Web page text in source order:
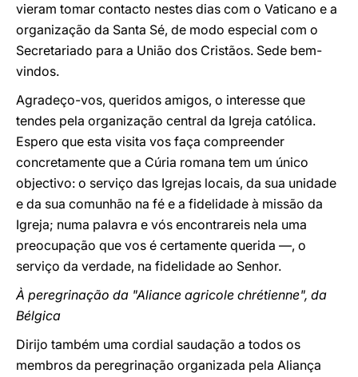
vieram tomar contacto nestes dias com o Vaticano e a
organização da Santa Sé, de modo especial com o
Secretariado para a União dos Cristãos. Sede bem-
vindos.
Agradeço-vos, queridos amigos, o interesse que
tendes pela organização central da Igreja católica.
Espero que esta visita vos faça compreender
concretamente que a Cúria romana tem um único
objectivo: o serviço das Igrejas locais, da sua unidade
e da sua comunhão na fé e a fidelidade à missão da
Igreja; numa palavra e vós encontrareis nela uma
preocupação que vos é certamente querida —, o
serviço da verdade, na fidelidade ao Senhor.
À peregrinação da "Aliance agricole chrétienne", da
Bélgica
Dirijo também uma cordial saudação a todos os
membros da peregrinação organizada pela Aliança